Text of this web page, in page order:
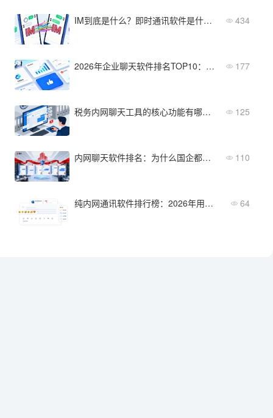
IM到底是什么？即时通讯软件是什么意思和微信有啥区别？ 434
2026年企业聊天软件排名TOP10：市场占有率+用户口碑 177
税务内网聊天工具的核心功能有哪些？5个实用功能操作详解 125
内网聊天软件排名：为什么国企都会优先考虑这6款？ 110
纯内网通讯软件排行榜：2026年用户口碑最好的方案 64